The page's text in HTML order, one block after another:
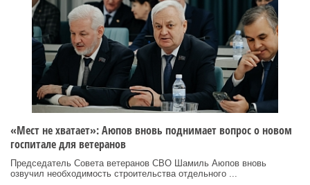
«Мест не хватает»: Аюпов вновь поднимает вопрос о новом
госпитале для ветеранов
Председатель Совета ветеранов СВО Шамиль Аюпов вновь
озвучил необходимость строительства отдельного ...